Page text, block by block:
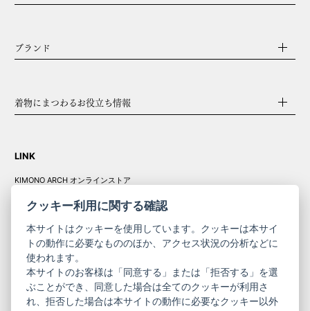
ブランド
着物にまつわるお役立ち情報
LINK
KIMONO ARCH オンラインストア
コーポレート
サイト
きものやまと振
袖
サイト
クッキー利用に関する確認
本サイトはクッキーを使用しています。クッキーは本サイ
トの動作に必要なもののほか、アクセス状況の分析などに
使われます。
本サイトのお客様は「同意する」または「拒否する」を選
ぶことができ、同意した場合は全てのクッキーが利用さ
れ、拒否した場合は本サイトの動作に必要なクッキー以外